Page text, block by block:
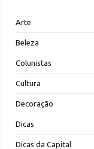
Arte
Beleza
Colunistas
Cultura
Decoração
Dicas
Dicas da Capital